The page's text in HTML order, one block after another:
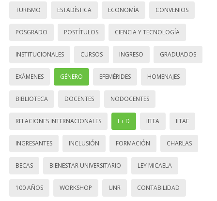
TURISMO ESTADÍSTICA ECONOMÍA CONVENIOS
POSGRADO POSTÍTULOS CIENCIA Y TECNOLOGÍA
INSTITUCIONALES CURSOS INGRESO GRADUADOS
EXÁMENES GÉNERO EFEMÉRIDES HOMENAJES
BIBLIOTECA DOCENTES NODOCENTES
RELACIONES INTERNACIONALES I + D IITEA IITAE
INGRESANTES INCLUSIÓN FORMACIÓN CHARLAS
BECAS BIENESTAR UNIVERSITARIO LEY MICAELA
100 AÑOS WORKSHOP UNR CONTABILIDAD